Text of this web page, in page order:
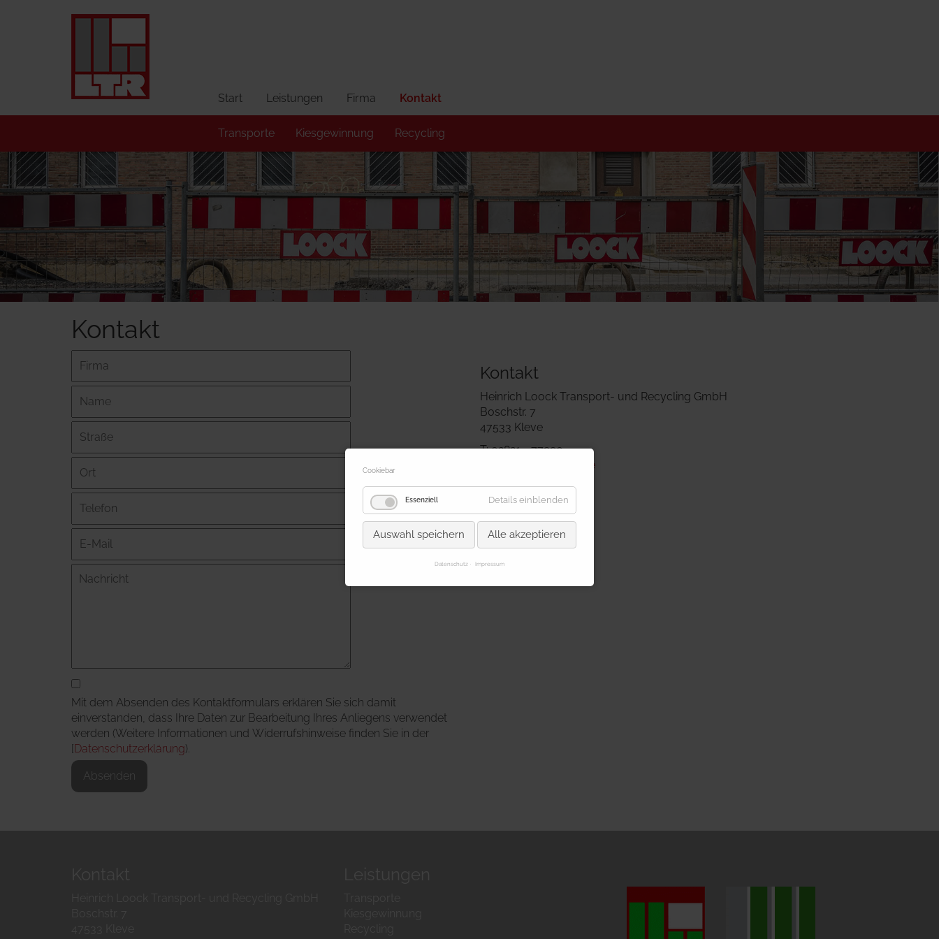
Start Leistungen Firma Kontakt
Transporte Kiesgewinnung Recycling
Kontakt
Mit dem Absenden des Kontaktformulars erklären Sie sich damit
einverstanden, dass Ihre Daten zur Bearbeitung Ihres Anliegens verwendet
werden (Weitere Informationen und Widerrufshinweise finden Sie in der
[Datenschutzerklärung).
Absenden
Kontakt
Heinrich Loock Transport- und Recycling GmbH
Boschstr. 7
47533 Kleve
T: 02821 - 77990
info@loock-kleve.de
Cookiebar
Essenziell Details einblenden
Auswahl speichern Alle akzeptieren
Datenschutz Impressum